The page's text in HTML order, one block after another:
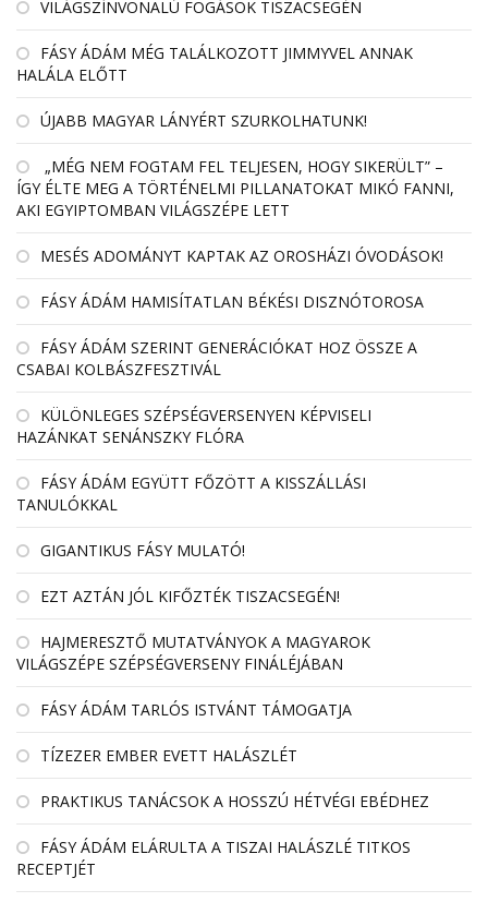
VILÁGSZÍNVONALÚ FOGÁSOK TISZACSEGÉN
FÁSY ÁDÁM MÉG TALÁLKOZOTT JIMMYVEL ANNAK
HALÁLA ELŐTT
ÚJABB MAGYAR LÁNYÉRT SZURKOLHATUNK!
„MÉG NEM FOGTAM FEL TELJESEN, HOGY SIKERÜLT” –
ÍGY ÉLTE MEG A TÖRTÉNELMI PILLANATOKAT MIKÓ FANNI,
AKI EGYIPTOMBAN VILÁGSZÉPE LETT
MESÉS ADOMÁNYT KAPTAK AZ OROSHÁZI ÓVODÁSOK!
FÁSY ÁDÁM HAMISÍTATLAN BÉKÉSI DISZNÓTOROSA
FÁSY ÁDÁM SZERINT GENERÁCIÓKAT HOZ ÖSSZE A
CSABAI KOLBÁSZFESZTIVÁL
KÜLÖNLEGES SZÉPSÉGVERSENYEN KÉPVISELI
HAZÁNKAT SENÁNSZKY FLÓRA
FÁSY ÁDÁM EGYÜTT FŐZÖTT A KISSZÁLLÁSI
TANULÓKKAL
GIGANTIKUS FÁSY MULATÓ!
EZT AZTÁN JÓL KIFŐZTÉK TISZACSEGÉN!
HAJMERESZTŐ MUTATVÁNYOK A MAGYAROK
VILÁGSZÉPE SZÉPSÉGVERSENY FINÁLÉJÁBAN
FÁSY ÁDÁM TARLÓS ISTVÁNT TÁMOGATJA
TÍZEZER EMBER EVETT HALÁSZLÉT
PRAKTIKUS TANÁCSOK A HOSSZÚ HÉTVÉGI EBÉDHEZ
FÁSY ÁDÁM ELÁRULTA A TISZAI HALÁSZLÉ TITKOS
RECEPTJÉT